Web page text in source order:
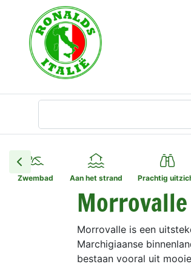
wilt u heen?
Zwembad Aan het strand Prachtig
Morrovalle is een
Marchigiaanse
bestaan vooral uit